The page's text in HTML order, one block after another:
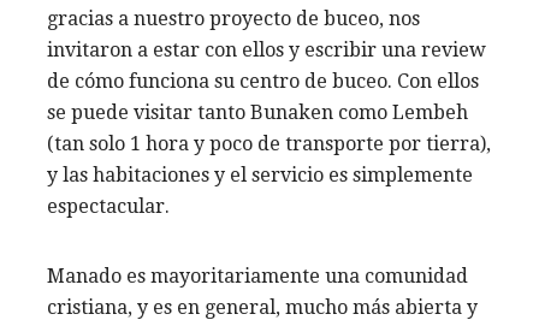
gracias a nuestro proyecto de buceo, nos
invitaron a estar con ellos y escribir una review
de cómo funciona su centro de buceo. Con ellos
se puede visitar tanto Bunaken como Lembeh
(tan solo 1 hora y poco de transporte por tierra),
y las habitaciones y el servicio es simplemente
espectacular.
Manado es mayoritariamente una comunidad
cristiana, y es en general, mucho más abierta y